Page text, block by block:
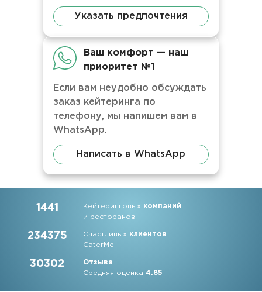
Указать предпочтения
Ваш комфорт — наш
приоритет №1
Если вам неудобно обсуждать
заказ кейтеринга по
телефону, мы напишем вам в
WhatsApp.
Написать в WhatsApp
1441 Кейтеринговых компаний
и ресторанов
234375 Счастливых клиентов
CaterMe
30302
Отзыва
Средняя оценка4.85